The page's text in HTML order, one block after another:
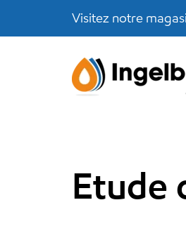
links
to
Visitez notre
Etude